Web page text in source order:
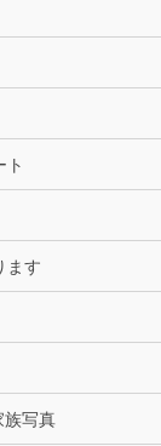
ト
ます
族写真